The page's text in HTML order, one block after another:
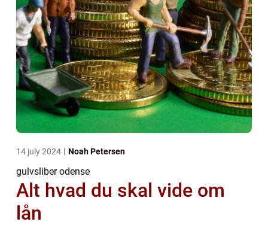
14 july 2024 Noah Petersen
gulvsliber odense
Alt hvad du skal vide om
lån